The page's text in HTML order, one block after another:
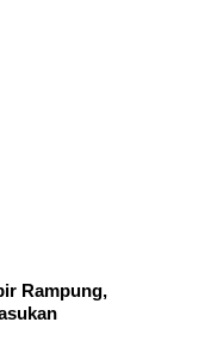
Rampung,